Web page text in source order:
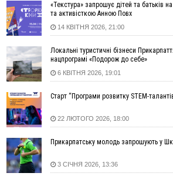
далеко за межами Коломиї
16:42
Поблизу Франківська п'яний на Chevrolet
16:27
На Прикарпатті триває декларування
уже зареєстровано 282 одиниці
15:58
Понад 9 тис. прикарпатських
рекомендації до зарахування на
15:28
Кілька вулиць у Долині тимчасово
15:02
14:35
Не знає англійську на достатньому
кримінального суду
14:14
У Ворохті проведуть Кубок ФЛСУ зі
пам'яті оборонця Богдана Бухонка
«Текстура» запрошує дітей та батьків
та активісткою Анною Повх
14 КВІТНЯ 2026, 21:00
Локальні туристичні бізнеси
нацпрограмі «Подорож до себе»
6 КВІТНЯ 2026, 19:01
Старт “Програми розвитку STEM-
22 ЛЮТОГО 2026, 18:00
Прикарпатську молодь запрошують у
3 СІЧНЯ 2026, 13:36